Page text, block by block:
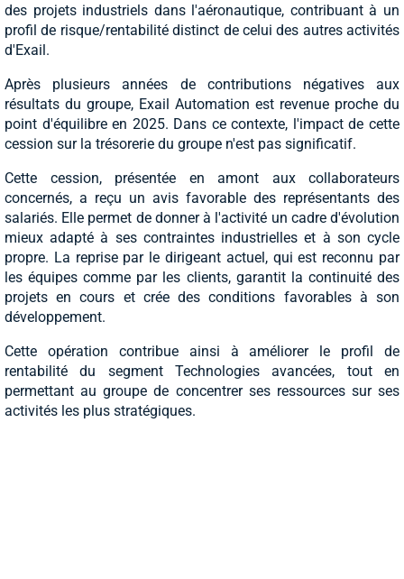
des projets industriels dans l'aéronautique, contribuant à un
profil de risque/rentabilité distinct de celui des autres activités
d'Exail.
Après plusieurs années de contributions négatives aux
résultats du groupe, Exail Automation est revenue proche du
point d'équilibre en 2025. Dans ce contexte, l'impact de cette
cession sur la trésorerie du groupe n'est pas significatif.
Cette cession, présentée en amont aux collaborateurs
concernés, a reçu un avis favorable des représentants des
salariés. Elle permet de donner à l'activité un cadre d'évolution
mieux adapté à ses contraintes industrielles et à son cycle
propre. La reprise par le dirigeant actuel, qui est reconnu par
les équipes comme par les clients, garantit la continuité des
projets en cours et crée des conditions favorables à son
développement.
Cette opération contribue ainsi à améliorer le profil de
rentabilité du segment Technologies avancées, tout en
permettant au groupe de concentrer ses ressources sur ses
activités les plus stratégiques.